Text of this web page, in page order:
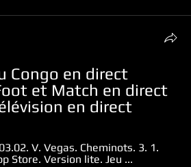
Congo en direct
et Match en direct
en direct
V. Vegas. Cheminots. 3. 1.
Store. Version lite. Jeu ...